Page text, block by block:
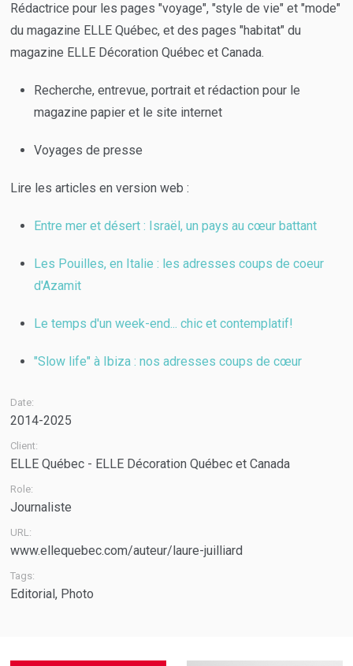
Rédactrice pour les pages "voyage", "style de vie" et "mode"
du magazine ELLE Québec, et des pages "habitat" du
magazine ELLE Décoration Québec et Canada.
Recherche, entrevue, portrait et rédaction pour le
magazine papier et le site internet
Voyages de presse
Lire les articles en version web :
Entre mer et désert : Israël, un pays au cœur battant
Les Pouilles, en Italie : les adresses coups de coeur
d'Azamit
Le temps d'un week-end... chic et contemplatif!
"Slow life" à Ibiza : nos adresses coups de cœur
Date:
2014-2025
Client:
ELLE Québec - ELLE Décoration Québec et Canada
Role:
Journaliste
URL:
www.ellequebec.com/auteur/laure-juilliard
Tags:
Editorial, Photo